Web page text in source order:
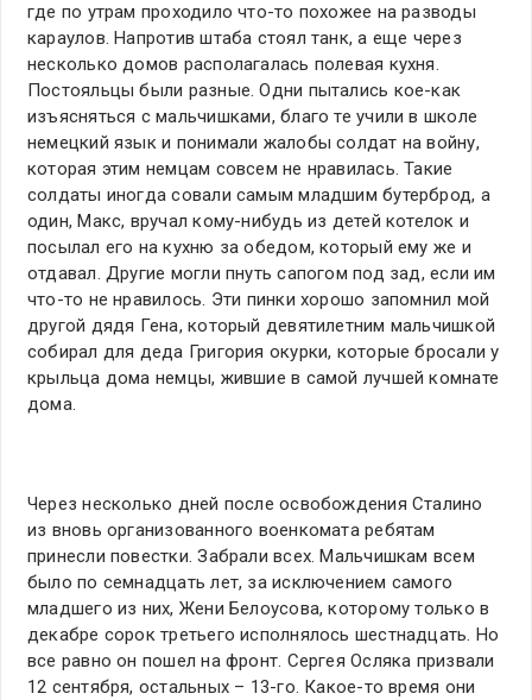
где по утрам проходило что-то похожее на разводы
караулов. Напротив штаба стоял танк, а еще через
несколько домов располагалась полевая кухня.
Постояльцы были разные. Одни пытались кое-как
изъясняться с мальчишками, благо те учили в школе
немецкий язык и понимали жалобы солдат на войну,
которая этим немцам совсем не нравилась. Такие
солдаты иногда совали самым младшим бутерброд, а
один, Макс, вручал кому-нибудь из детей котелок и
посылал его на кухню за обедом, который ему же и
отдавал. Другие могли пнуть сапогом под зад, если им
что-то не нравилось. Эти пинки хорошо запомнил мой
другой дядя Гена, который девятилетним мальчишкой
собирал для деда Григория окурки, которые бросали у
крыльца дома немцы, жившие в самой лучшей комнате
дома.
Через несколько дней после освобождения Сталино
из вновь организованного военкомата ребятам
принесли повестки. Забрали всех. Мальчишкам всем
было по семнадцать лет, за исключением самого
младшего из них, Жени Белоусова, которому только в
декабре сорок третьего исполнялось шестнадцать. Но
все равно он пошел на фронт. Сергея Осляка призвали
12 сентября, остальных – 13-го. Какое-то время они